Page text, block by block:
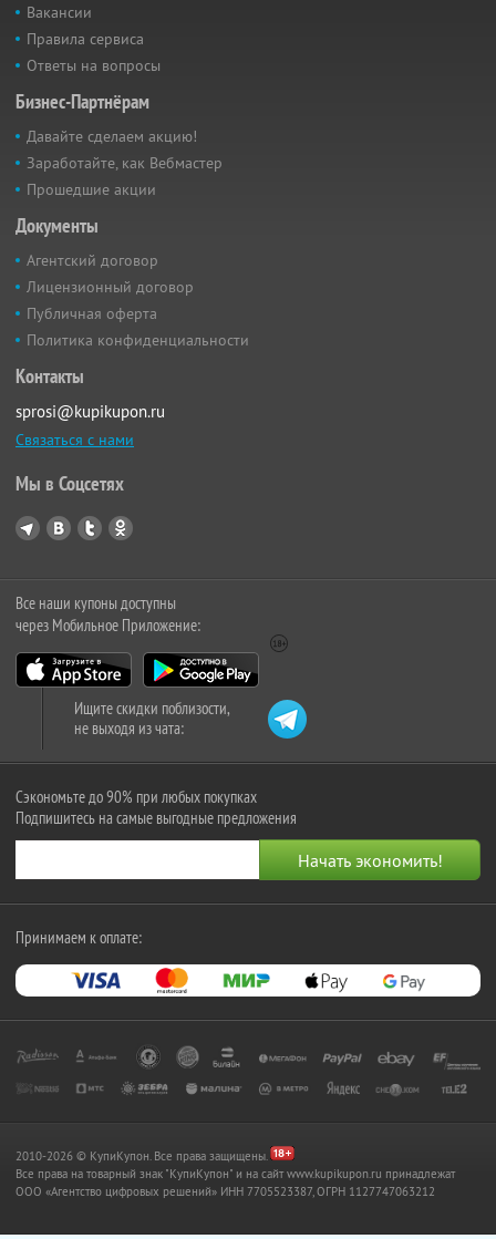
Вакансии
Правила сервиса
Ответы на вопросы
Бизнес-Партнёрам
Давайте сделаем акцию!
Заработайте, как Вебмастер
Прошедшие акции
Документы
Агентский договор
Лицензионный договор
Публичная оферта
Политика конфиденциальности
Контакты
sprosi@kupikupon.ru
Связаться с нами
Мы в Соцсетях
Все наши купоны доступны
через Мобильное Приложение:
Ищите скидки поблизости,
не выходя из чата:
Сэкономьте до 90% при любых покупках
Подпишитесь на самые выгодные предложения
Принимаем к оплате:
2010-2026 © КупиКупон. Все права защищены.
Все права на товарный знак "КупиКупон" и на сайт www.kupikupon.ru принадлежат
OOO «Агентство цифровых решений» ИНН 7705523387, ОГРН 1127747063212